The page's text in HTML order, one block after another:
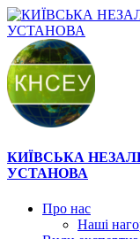
КИЇВСЬКА
УСТАНОВА
Про нас
Наші